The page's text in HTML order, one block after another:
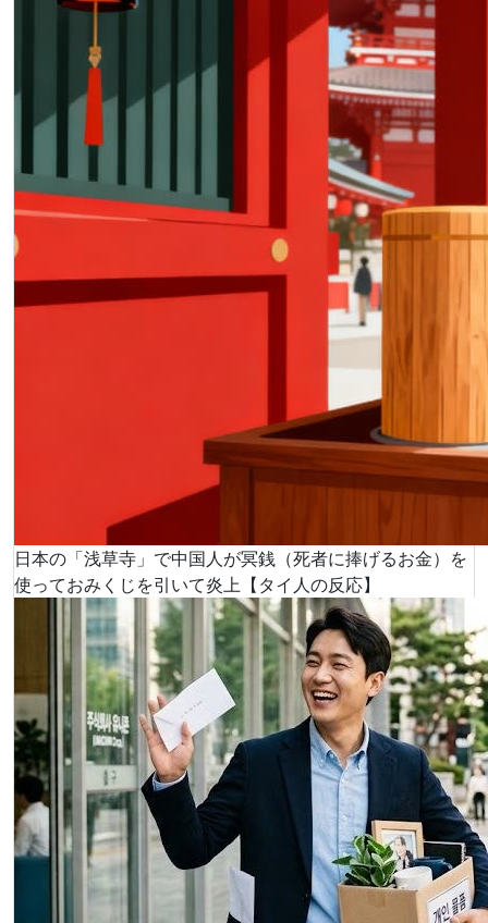
日本の「浅草寺」で中国人が冥銭（死者に捧げるお金）を
使っておみくじを引いて炎上【タイ人の反応】